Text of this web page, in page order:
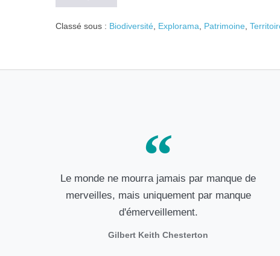
Classé sous : Biodiversité, Explorama, Patrimoine,
Le monde ne mourra jamais par manque de
merveilles, mais uniquement par manque
d'émerveillement.
Gilbert Keith Chesterton